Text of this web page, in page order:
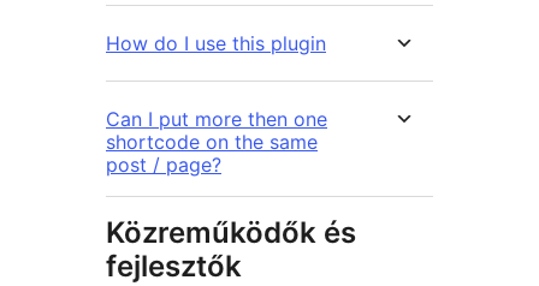
How do I use this plugin
Can I put more then one
shortcode on the same
post / page?
Közreműködők és
fejlesztők